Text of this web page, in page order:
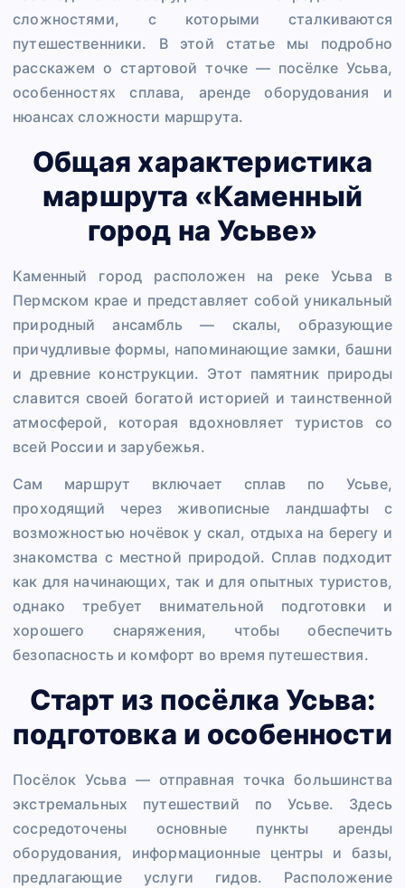
сложностями, с которыми сталкиваются
путешественники. В этой статье мы подробно
расскажем о стартовой точке — посёлке Усьва,
особенностях сплава, аренде оборудования и
нюансах сложности маршрута.
Общая характеристика
маршрута «Каменный
город на Усьве»
Каменный город расположен на реке Усьва в
Пермском крае и представляет собой уникальный
природный ансамбль — скалы, образующие
причудливые формы, напоминающие замки, башни
и древние конструкции. Этот памятник природы
славится своей богатой историей и таинственной
атмосферой, которая вдохновляет туристов со
всей России и зарубежья.
Сам маршрут включает сплав по Усьве,
проходящий через живописные ландшафты с
возможностью ночёвок у скал, отдыха на берегу и
знакомства с местной природой. Сплав подходит
как для начинающих, так и для опытных туристов,
однако требует внимательной подготовки и
хорошего снаряжения, чтобы обеспечить
безопасность и комфорт во время путешествия.
Старт из посёлка Усьва:
подготовка и особенности
Посёлок Усьва — отправная точка большинства
экстремальных путешествий по Усьве. Здесь
сосредоточены основные пункты аренды
оборудования, информационные центры и базы,
предлагающие услуги гидов. Расположение